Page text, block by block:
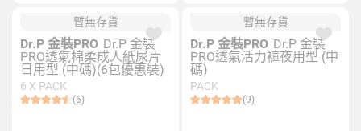
暫無存貨
Dr.P 金裝PRO Dr.P 金裝
PRO透氣棉柔成人紙尿片
日用型 (中碼)(6包優惠裝)
6 X PACK
(6)
暫無存貨
Dr.P 金裝PRO Dr.P 金裝
PRO透氣活力褲夜用型 (中
碼)
PACK
(9)